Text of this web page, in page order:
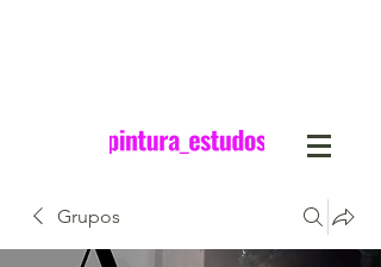
Grupos